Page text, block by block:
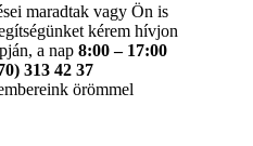
maradtak vagy Ön is
kérem hívjon
a nap 8:00 – 17:00
313 42 37
örömmel